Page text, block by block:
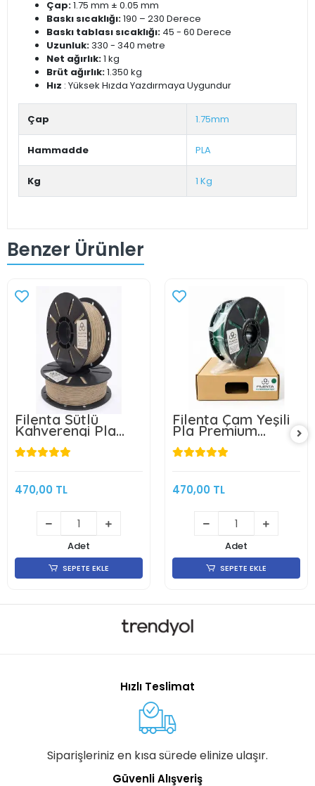
Çap:1.75 mm ± 0.05 mm
Baskı sıcaklığı:190 – 230 Derece
Baskı tablası sıcaklığı: 45 - 60 Derece
Uzunluk:330 - 340 metre
Net ağırlık:1 kg
Brüt ağırlık:1.350 kg
Hız : Yüksek Hızda Yazdırmaya Uygundur
Çap 1.75mm
Hammadde PLA
Kg 1 Kg
Benzer Ürünler
Filenta Sütlü
Kahverengi Pla
Premium Filament
1.75mm 1Kg
470,00 TL
Adet
SEPETE EKLE
Filenta Çam Yeşili
Pla Premium
Filament 1.75mm
1Kg
470,00 TL
Adet
SEPETE EKLE
Hızlı Teslimat
Siparişleriniz en kısa sürede elinize ulaşır.
Güvenli Alışveriş